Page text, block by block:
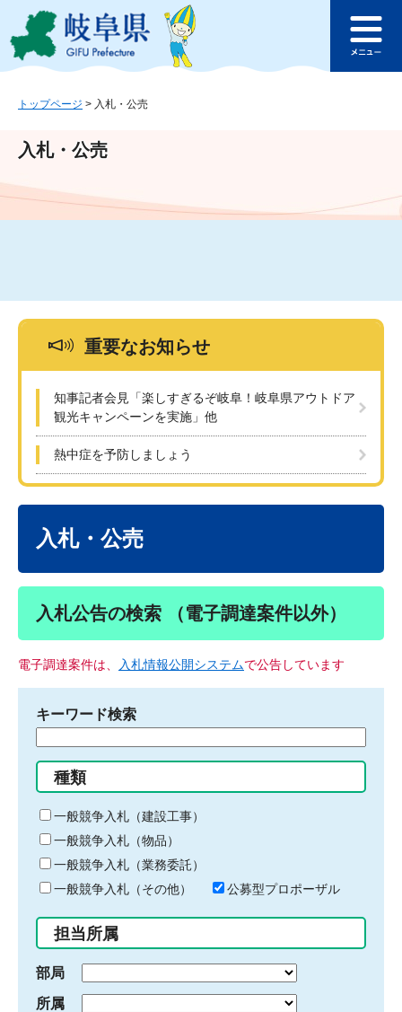
ジ
ュ
文
このページの本文へ
ュ
トップページ > 入札・公売
入札・公売
重要なお知らせ
知事記者会見「楽しすぎるぞ岐阜！岐阜県アウトドア
観光キャンペーンを実施」他
熱中症を予防しましょう
入札・公売
入札公告の検索 （電子調達案件以外）
電子調達案件は、 入札情報公開システムで公告しています
キーワード検索
る
キ
ー
ワ
ー
ド
入
力
種類
一般競争入札（建設工事）
一般競争入札（物品）
一般競争入札（業務委託）
一般競争入札（その他）
公募型プロポーザル
担当所属
部局
所属